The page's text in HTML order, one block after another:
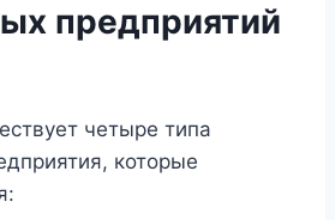
предприятий
четыре типа
которые